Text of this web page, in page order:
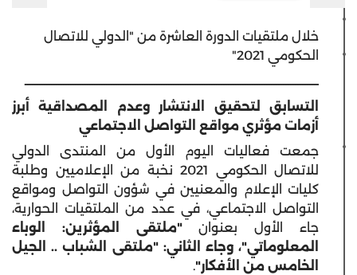
خلال ملتقيات الدورة العاشرة من "الدولي للاتصال
الحكومي 2021"
ـــــــــــــــــــــــــــــــــــــــــــــــــــــــــــــــــــــــــــــــــــــــــــــــــــــــــــــــــــــــــــ
التسابق لتحقيق الانتشار وعدم المصداقية أبرز
أزمات مؤثري مواقع التواصل الاجتماعي
جمعت فعاليات اليوم الأول من المنتدى الدولي
للاتصال الحكومي 2021 نخبة من الإعلاميين وطلبة
كليات الإعلام والمعنيين في شؤون التواصل ومواقع
التواصل الاجتماعي، في عدد من الملتقيات الحوارية،
جاء الأول بعنوان"ملتقى المؤثرين: الوباء
المعلوماتي"، وجاء الثاني: "ملتقى الشباب .. الجيل
الخامس من الأفكار".